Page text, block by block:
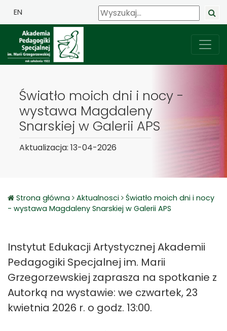
EN
Światło moich dni i nocy -
wystawa Magdaleny
Snarskiej w Galerii APS
Aktualizacja: 13-04-2026
Strona główna Aktualnosci
Światło moich dni i nocy
- wystawa Magdaleny Snarskiej w Galerii APS
Instytut Edukacji Artystycznej Akademii
Pedagogiki Specjalnej im. Marii
Grzegorzewskiej zaprasza na spotkanie z
Autorką na wystawie: we czwartek, 23
kwietnia 2026 r. o godz. 13:00.